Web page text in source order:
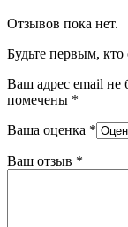
Отзывов пока нет.
Будьте первым,
Ваш адрес email не
помечены *
Ваша оценка *
Ваш отзыв *